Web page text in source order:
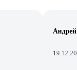
Андрей